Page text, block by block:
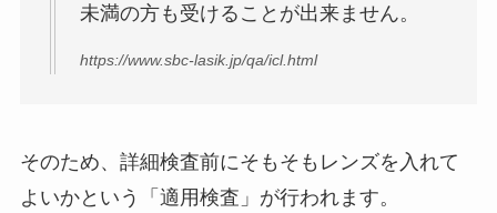
未満の方も受けることが出来ません。
https://www.sbc-lasik.jp/qa/icl.html
そのため、詳細検査前にそもそもレンズを入れて
よいかという「適用検査」が行われます。